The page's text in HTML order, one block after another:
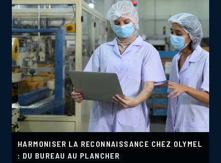
HARMONISER LA RECONNAISSANCE CHEZ OLYMEL
: DU BUREAU AU PLANCHER